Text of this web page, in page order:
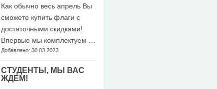
Как обычно весь апрель Вы
сможете купить флаги с
достаточными скидками!
Впервые мы комплектуем …
Добавлено: 30.03.2023
СТУДЕНТЫ, МЫ ВАС
ЖДЕМ!